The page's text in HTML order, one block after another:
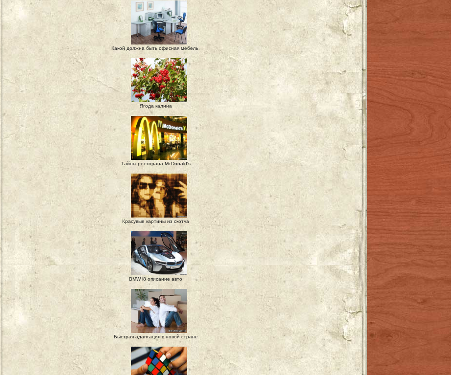
Какой должна быть офисная мебель.
Ягода калина
Тайны ресторана McDonald's
Красувые картины из скотча
BMW i8 описание авто
Быстрая адаптация в новой стране